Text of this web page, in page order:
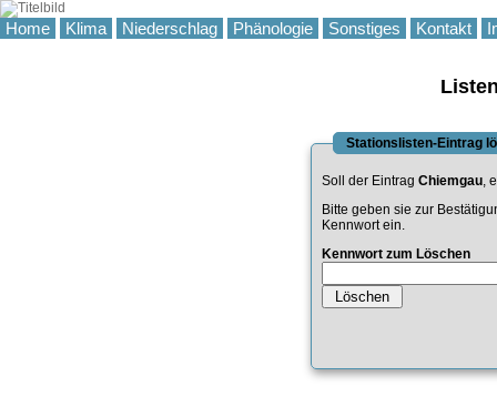
Home Klima Niederschlag Phänologie Sonstiges Kontakt
Stationslisten-Eintrag
Soll der Eintrag Chiemgau,
Bitte geben sie zur
Kennwort ein.
Kennwort zum Löschen